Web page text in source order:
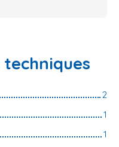
techniques
2
1
1